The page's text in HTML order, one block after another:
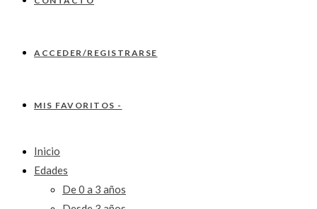
ACCEDER/REGISTRARSE
MIS FAVORITOS -
Inicio
Edades
De 0 a 3 años